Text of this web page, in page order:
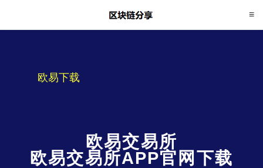
欧易下载
欧易交易所
欧易交易所APP官网下载